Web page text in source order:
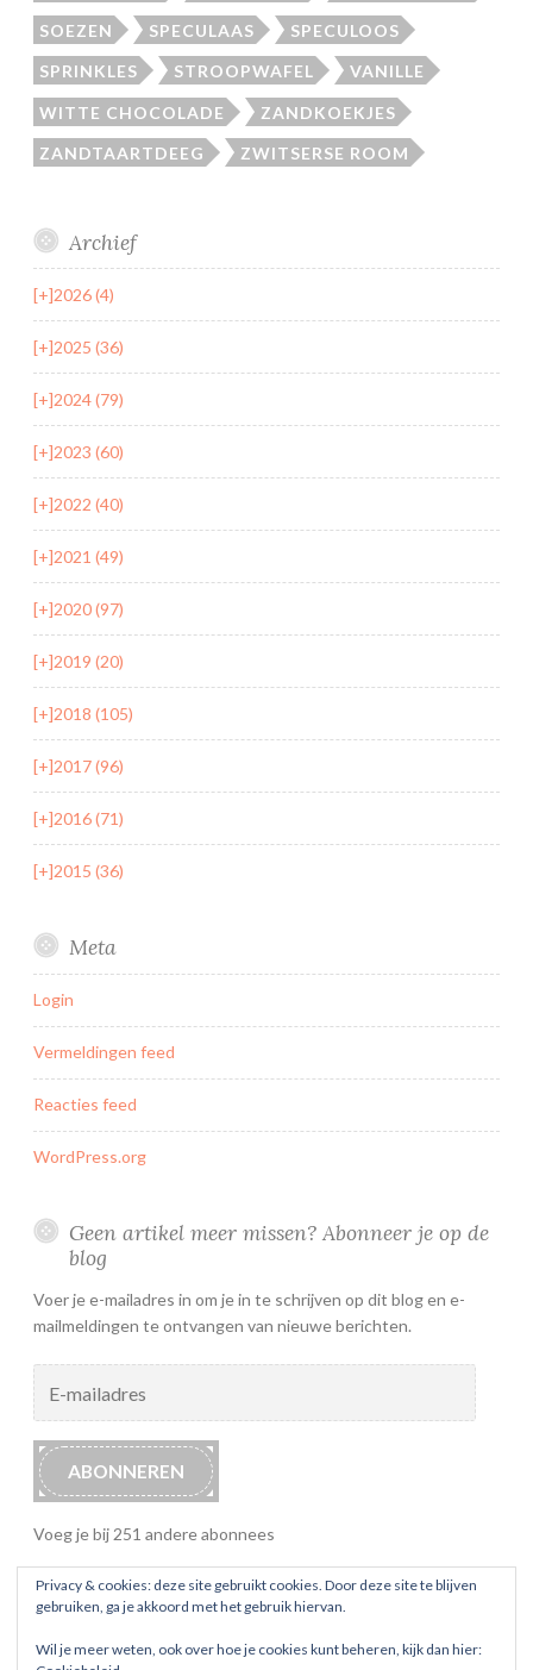
SOEZEN SPECULAAS SPECULOOS
SPRINKLES STROOPWAFEL VANILLE
WITTE CHOCOLADE ZANDKOEKJES
ZANDTAARTDEEG ZWITSERSE ROOM
Archief
[+]2026 (4)
[+]2025 (36)
[+]2024 (79)
[+]2023 (60)
[+]2022 (40)
[+]2021 (49)
[+]2020 (97)
[+]2019 (20)
[+]2018 (105)
[+]2017 (96)
[+]2016 (71)
[+]2015 (36)
Meta
Login
Vermeldingen feed
Reacties feed
WordPress.org
Geen artikel meer missen? Abonneer je op de
blog
Voer je e-mailadres in om je in te schrijven op dit blog en e-
mailmeldingen te ontvangen van nieuwe berichten.
mailadres
ABONNEREN
Voeg je bij 251 andere abonnees
Privacy & cookies: deze site gebruikt cookies. Door deze site te blijven
gebruiken, ga je akkoord met het gebruik hiervan.
Wil je meer weten, ook over hoe je cookies kunt beheren, kijk dan hier: